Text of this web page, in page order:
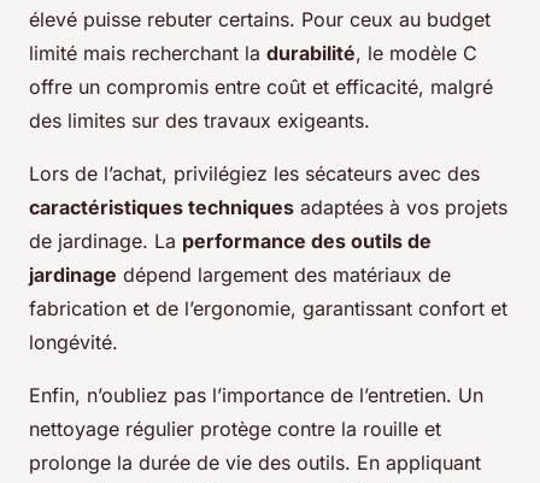
élevé puisse rebuter certains. Pour ceux au budget
limité mais recherchant la durabilité, le modèle C
offre un compromis entre coût et efficacité, malgré
des limites sur des travaux exigeants.
Lors de l’achat, privilégiez les sécateurs avec des
caractéristiques techniques adaptées à vos projets
de jardinage. La performance des outils de
jardinage dépend largement des matériaux de
fabrication et de l’ergonomie, garantissant confort et
longévité.
Enfin, n’oubliez pas l’importance de l’entretien. Un
nettoyage régulier protège contre la rouille et
prolonge la durée de vie des outils. En appliquant